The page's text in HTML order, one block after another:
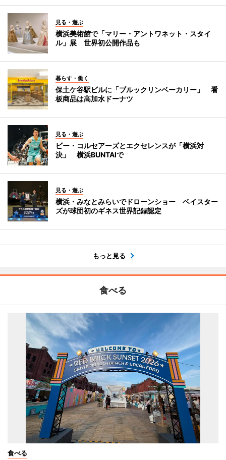
見る・遊ぶ
横浜美術館で「マリー・アントワネット・スタイ
ル」展 世界初公開作品も
暮らす・働く
保土ケ谷駅ビルに「ブルックリンベーカリー」 看
板商品は高加水ドーナツ
見る・遊ぶ
ビー・コルセアーズとエクセレンスが「横浜対
決」 横浜BUNTAIで
見る・遊ぶ
横浜・みなとみらいでドローンショー ベイスター
ズが球団初のギネス世界記録認定
もっと見る
食べる
食べる